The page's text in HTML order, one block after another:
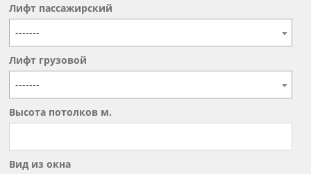
Лифт пассажирский
-------
Лифт грузовой
-------
Высота потолков м.
Вид из окна